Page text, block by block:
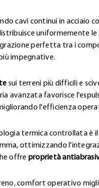
cavi continui in acciaio
uniformemente
perfetta tra i
impegnative.
sui terreni più difficili e
avanzata favorisce
l'efficienza
termica controllata è
ottimizzando
offre proprietà
comfort operativo